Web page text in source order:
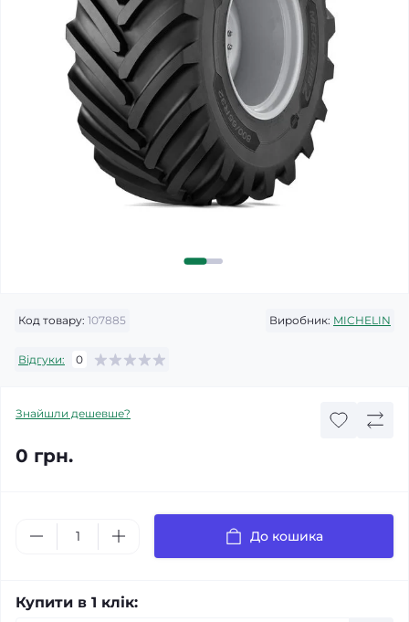
Код товару: 107885 Виробник: MICHELIN
Відгуки: 0
Знайшли дешевше?
0 грн.
До кошика
Купити в 1 клік: